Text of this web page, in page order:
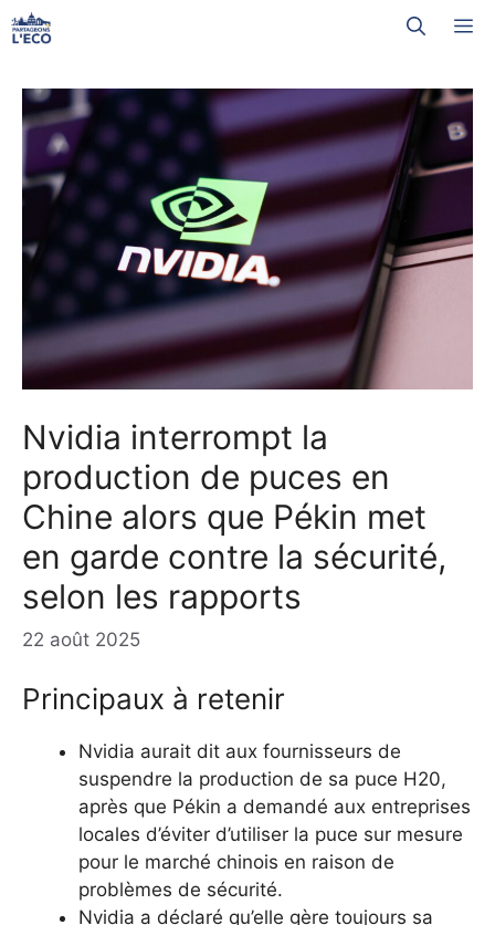
Aller
au
Nvidia interrompt la
production de puces en
Chine alors que Pékin met
en garde contre la sécurité,
selon les rapports
22 août 2025
Principaux à retenir
Nvidia aurait dit aux fournisseurs de
suspendre la production de sa puce H20,
après que Pékin a demandé aux entreprises
locales d’éviter d’utiliser la puce sur mesure
pour le marché chinois en raison de
problèmes de sécurité.
Nvidia a déclaré qu’elle gère toujours sa